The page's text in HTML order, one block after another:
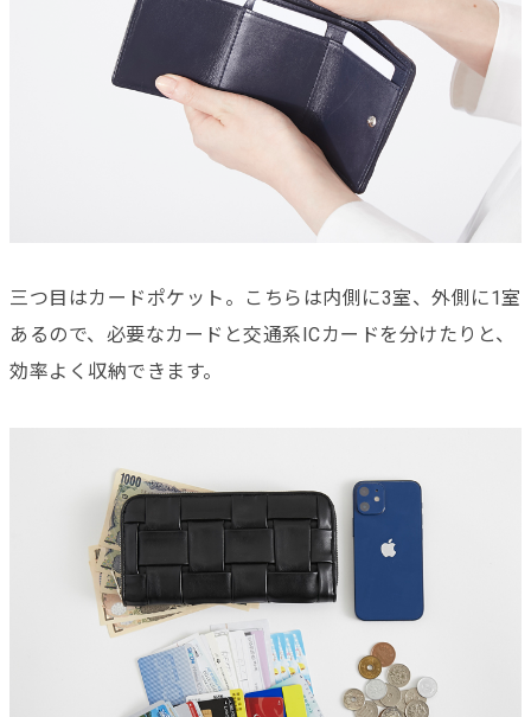
三つ目はカードポケット。こちらは内側に3室、外側に1室
あるので、必要なカードと交通系ICカードを分けたりと、
効率よく収納できます。